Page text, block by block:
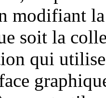
modifiant
soit la
qui